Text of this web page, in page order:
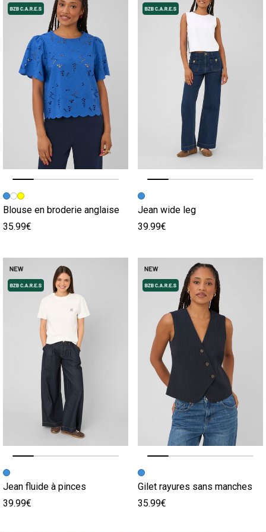
Image précédente
Image suivante
Blouse en broderie anglaise
35.99€
Image précédente
Image suivante
Jean wide leg
39.99€
Image précédente
Image suivante
Jean fluide à pinces
39.99€
Image précédente
Image suivante
Gilet rayures sans manches
35.99€